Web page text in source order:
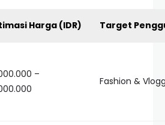
Harga (IDR) Target
–
Fashion &